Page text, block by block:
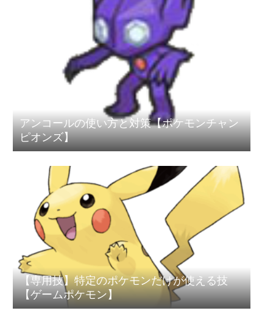
アンコールの使い方と対策【ポケモンチャン
ピオンズ】
【専用技】特定のポケモンだけが使える技
【ゲームポケモン】